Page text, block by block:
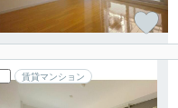
賃貸マンション